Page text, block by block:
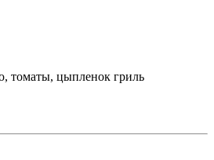
томаты, цыпленок гриль